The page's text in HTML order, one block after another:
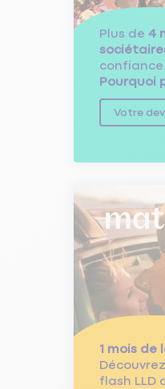
Plus de 4
confiance.
Pourquoi
Votre
1 mois de
flash LLD